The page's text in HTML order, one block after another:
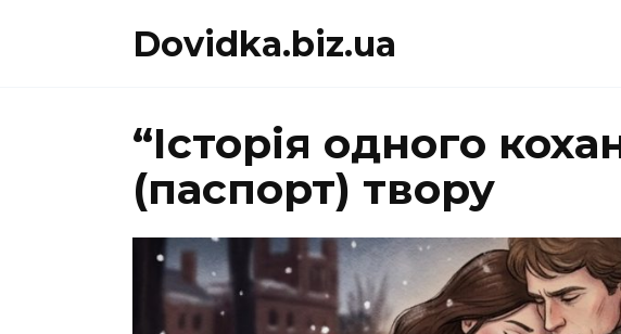
Dovidka.biz.ua
“Історія одного
(паспорт) твору